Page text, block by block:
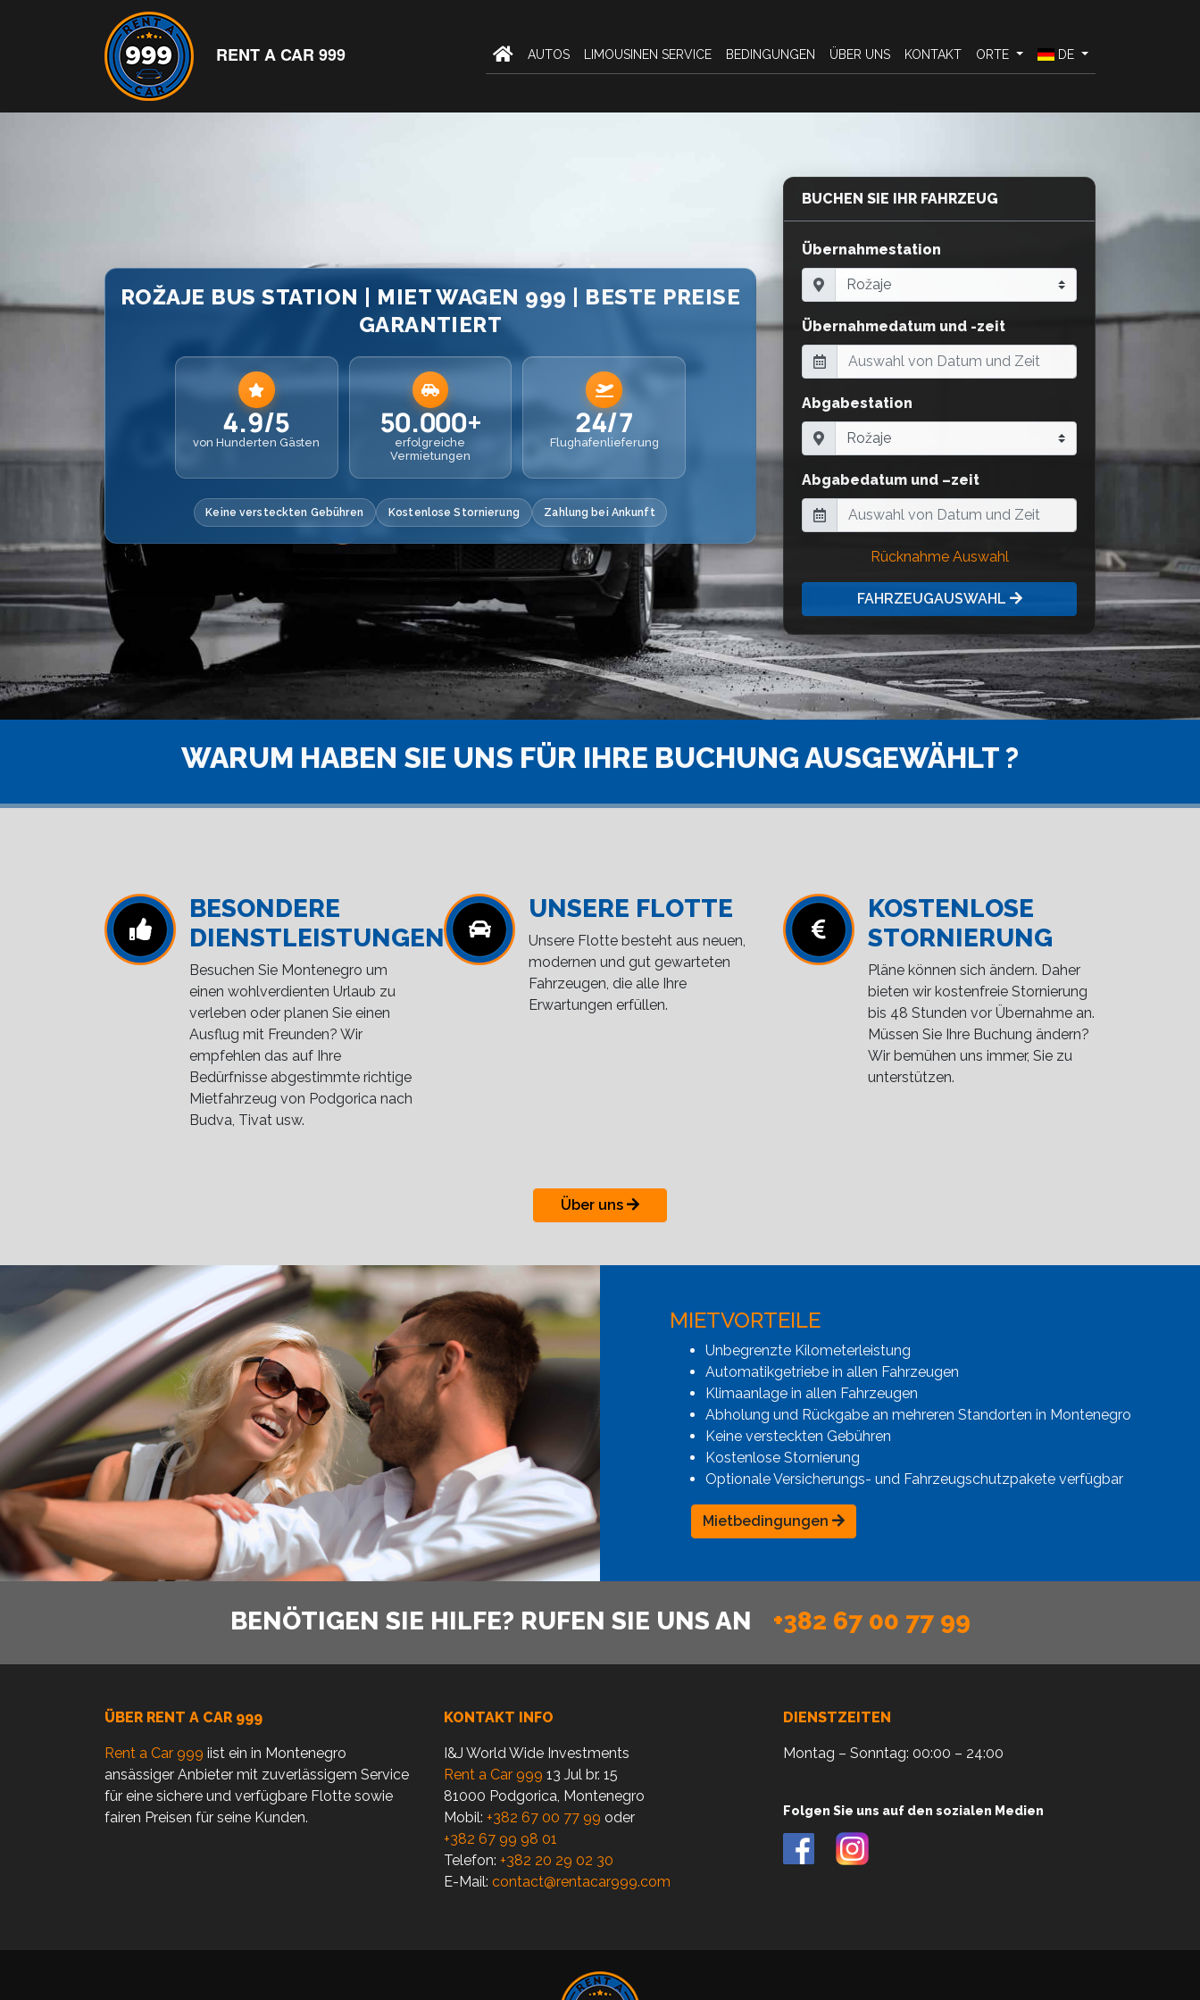
RENT A CAR 999 AUTOS LIMOUSINEN SERVICE BEDINGUNGEN ÜBER UNS KONTAKT ORTE DE
ROŽAJE BUS STATION | MIET WAGEN 999 | BESTE PREISE
GARANTIERT
4.9/5
von Hunderten Gästen
50.000+
erfolgreiche
Vermietungen
24/7
Flughafenlieferung
Keine versteckten Gebühren Kostenlose Stornierung Zahlung bei Ankunft
BUCHEN SIE IHR FAHRZEUG
Übernahmestation
Übernahmedatum und -zeit
Abgabestation
Abgabedatum und –zeit
Rücknahme Auswahl
FAHRZEUGAUSWAHL
WARUM HABEN SIE UNS FÜR IHRE BUCHUNG AUSGEWÄHLT ?
BESONDERE
DIENSTLEISTUNGEN
Besuchen Sie Montenegro um
einen wohlverdienten Urlaub zu
verleben oder planen Sie einen
Ausflug mit Freunden? Wir
empfehlen das auf Ihre
Bedürfnisse abgestimmte richtige
Mietfahrzeug von Podgorica nach
Budva, Tivat usw.
UNSERE FLOTTE
Unsere Flotte besteht aus neuen,
modernen und gut gewarteten
Fahrzeugen, die alle Ihre
Erwartungen erfüllen.
KOSTENLOSE
STORNIERUNG
Pläne können sich ändern. Daher
bieten wir kostenfreie Stornierung
bis 48 Stunden vor Übernahme an.
Müssen Sie Ihre Buchung ändern?
Wir bemühen uns immer, Sie zu
unterstützen.
Über uns
MIETVORTEILE
Unbegrenzte Kilometerleistung
Automatikgetriebe in allen Fahrzeugen
Klimaanlage in allen Fahrzeugen
Abholung und Rückgabe an mehreren Standorten in Montenegro
Keine versteckten Gebühren
Kostenlose Stornierung
Optionale Versicherungs- und Fahrzeugschutzpakete verfügbar
Mietbedingungen
BENÖTIGEN SIE HILFE? RUFEN SIE UNS AN +382 67 00 77 99
ÜBER RENT A CAR 999
Rent a Car 999 iist ein in Montenegro
ansässiger Anbieter mit zuverlässigem Service
für eine sichere und verfügbare Flotte sowie
fairen Preisen für seine Kunden.
KONTAKT INFO
I&J World Wide Investments
Rent a Car 999 13 Jul br. 15
81000 Podgorica, Montenegro
Mobil: +382 67 00 77 99 oder
+382 67 99 98 01
Telefon: +382 20 29 02 30
E-Mail: contact@rentacar999.com
DIENSTZEITEN
Montag – Sonntag: 00:00 – 24:00
Folgen Sie uns auf den sozialen Medien